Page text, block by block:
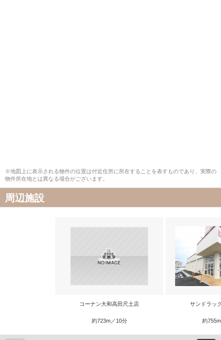
※地図上に表示される物件の位置は付近住所に所在することを表すものであり、実際の
物件所在地とは異なる場合がございます。
周辺施設
コーナン大和高田尺土店
約723m／10分
サンドラッ
約